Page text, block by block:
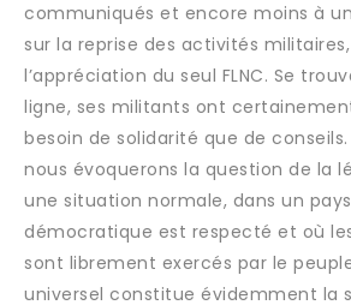
communiqués et encore moins à
sur la reprise des activités
l’appréciation du seul FLNC. Se
ligne, ses militants ont
besoin de solidarité que de
nous évoquerons la question de la
une situation normale, dans un
démocratique est respecté et où
sont librement exercés par le
universel constitue évidemment la